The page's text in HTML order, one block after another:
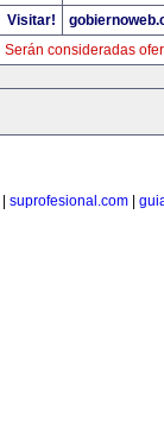
Visitar!
Serán consideradas
suprofesional.com